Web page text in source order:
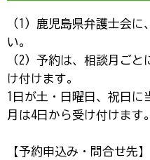
（1）鹿児島県弁護士会
い。
（2）予約は、相談月ご
け付けます。
1日が土・日曜日、祝日に
月は4日から受け付けます。
【予約申込み・問合せ先】